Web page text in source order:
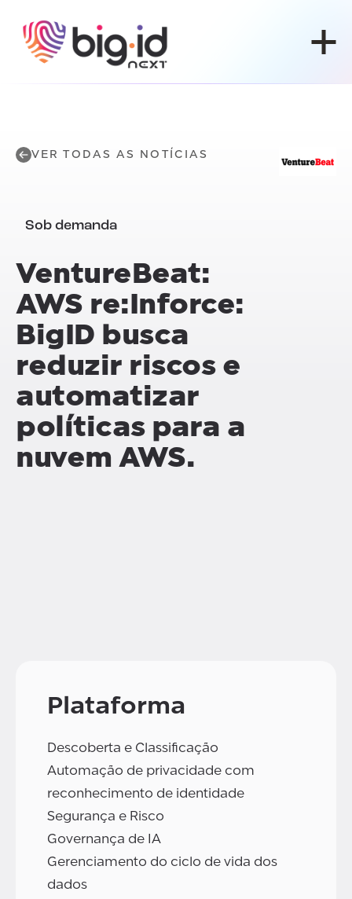
VER TODAS AS NOTÍCIAS
Sob demanda
VentureBeat:
AWS re:Inforce:
BigID busca
reduzir riscos e
automatizar
políticas para a
nuvem AWS.
Plataforma
Descoberta e Classificação
Automação de privacidade com
reconhecimento de identidade
Segurança e Risco
Governança de IA
Gerenciamento do ciclo de vida dos
dados